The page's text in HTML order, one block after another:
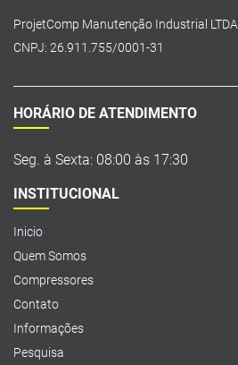
ProjetComp Manutenção Industrial LTDA
CNPJ: 26.911.755/0001-31
HORÁRIO DE ATENDIMENTO
Seg. à Sexta: 08:00 às 17:30
INSTITUCIONAL
Inicio
Quem Somos
Compressores
Contato
Informações
Pesquisa